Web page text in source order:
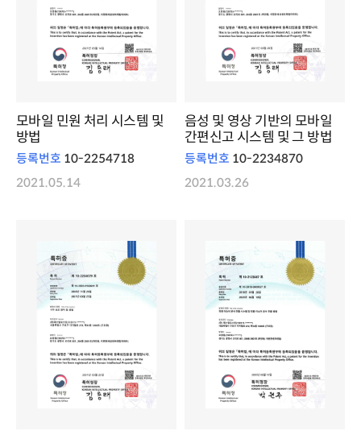
모바일 민원 처리 시스템 및
방법
등록번호 10-2254718
2021.05.14
음성 및 영상 기반의 모바일
간편신고 시스템 및 그 방법
등록번호 10-2234870
2021.03.26